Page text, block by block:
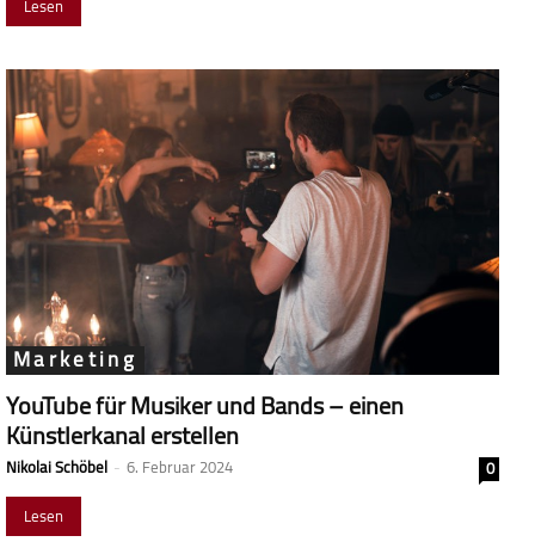
Marketing
YouTube für Musiker und Bands – einen
Künstlerkanal erstellen
Nikolai Schöbel - 6. Februar 2024
0
Lesen